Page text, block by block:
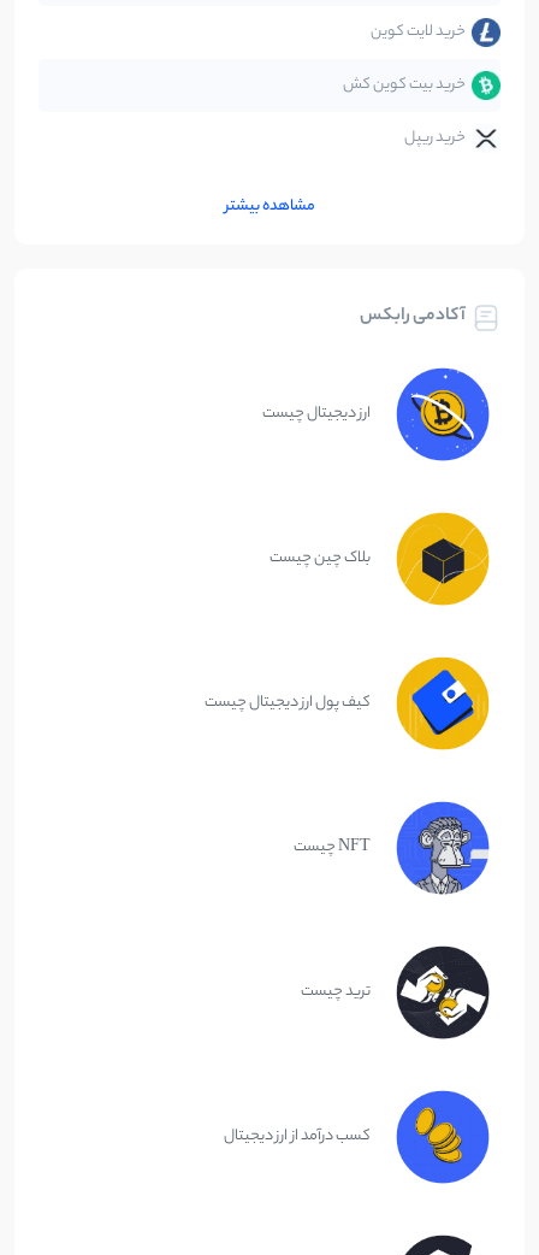
خرید لایت کوین
خرید بیت کوین کش
خرید ریپل
مشاهده بیشتر
آکادمی رابکس
ارز دیجیتال چیست
بلاک چین چیست
کیف پول ارز دیجیتال چیست
NFT چیست
ترید چیست
کسب درآمد از ارز دیجیتال